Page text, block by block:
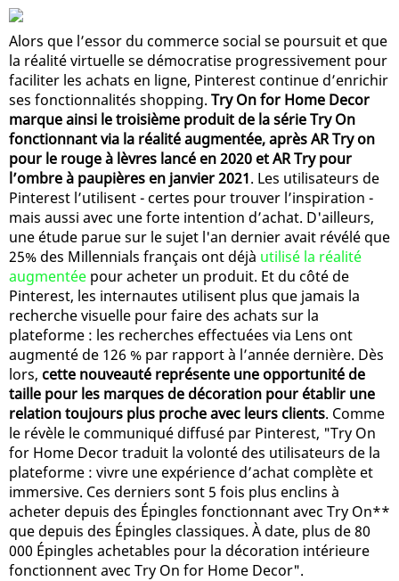
Alors que l’essor du commerce social se poursuit et que
la réalité virtuelle se démocratise progressivement pour
faciliter les achats en ligne, Pinterest continue d’enrichir
ses fonctionnalités shopping. Try On for Home Decor
marque ainsi le troisième produit de la série Try On
fonctionnant via la réalité augmentée, après AR Try on
pour le rouge à lèvres lancé en 2020 et AR Try pour
l’ombre à paupières en janvier 2021. Les utilisateurs de
Pinterest l’utilisent - certes pour trouver l’inspiration -
mais aussi avec une forte intention d’achat. D'ailleurs,
une étude parue sur le sujet l'an dernier avait révélé que
25% des Millennials français ont déjà utilisé la réalité
augmentée pour acheter un produit. Et du côté de
Pinterest, les internautes utilisent plus que jamais la
recherche visuelle pour faire des achats sur la
plateforme : les recherches effectuées via Lens ont
augmenté de 126 % par rapport à l’année dernière. Dès
lors, cette nouveauté représente une opportunité de
taille pour les marques de décoration pour établir une
relation toujours plus proche avec leurs clients. Comme
le révèle le communiqué diffusé par Pinterest, "Try On
for Home Decor traduit la volonté des utilisateurs de la
plateforme : vivre une expérience d’achat complète et
immersive. Ces derniers sont 5 fois plus enclins à
acheter depuis des Épingles fonctionnant avec Try On**
que depuis des Épingles classiques. À date, plus de 80
000 Épingles achetables pour la décoration intérieure
fonctionnent avec Try On for Home Decor".